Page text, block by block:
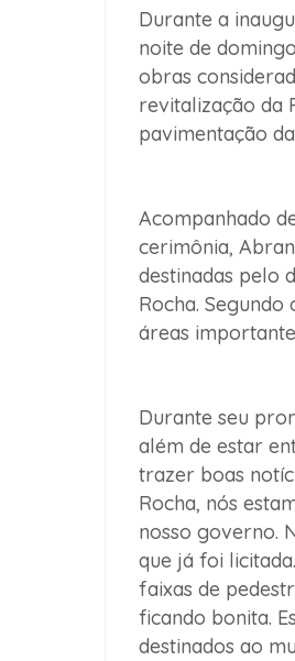
Durante a
noite de
obras
revitalização da
pavimentação da
Acompanhado
cerimônia,
destinadas pelo
Rocha.
áreas
Durante seu
além de estar
trazer boas
Rocha, nós
nosso governo.
que já foi
faixas de
ficando bonita.
destinados ao